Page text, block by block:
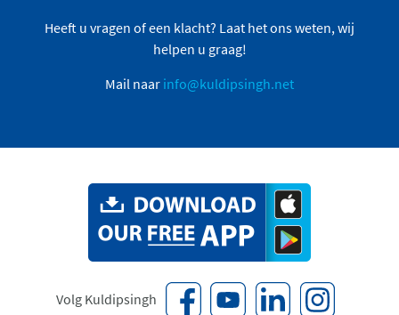
Heeft u vragen of een klacht? Laat het ons weten, wij
helpen u graag!
Mail naar info@kuldipsingh.net
Volg Kuldipsingh